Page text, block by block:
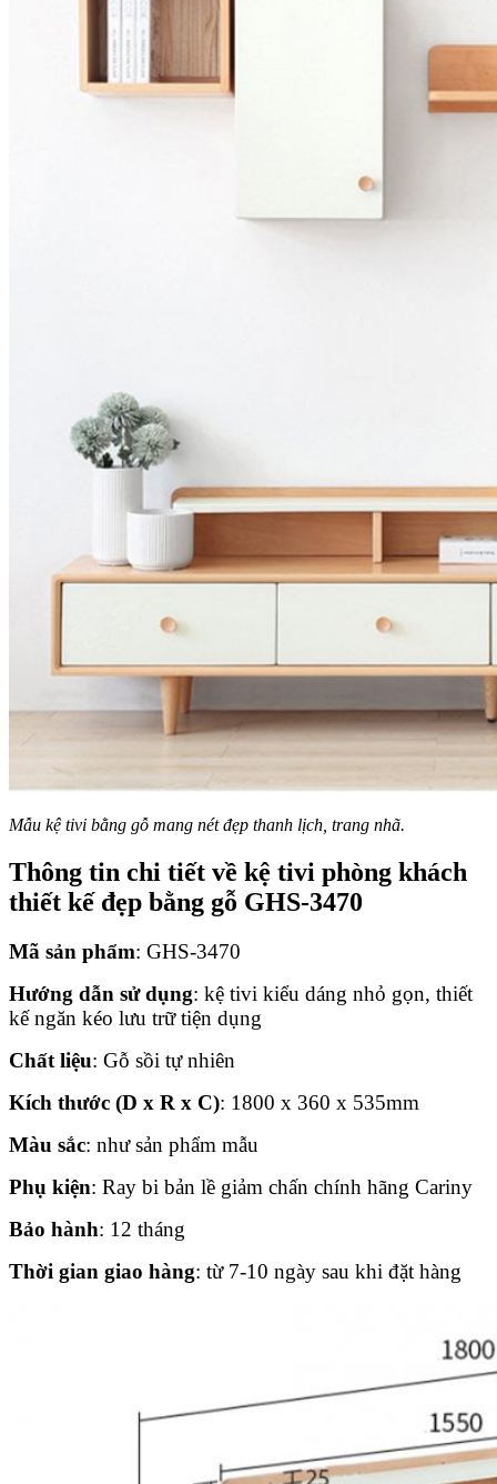
Mẫu kệ tivi bằng gỗ mang nét đẹp thanh lịch, trang nhã.
Thông tin chi tiết về kệ tivi phòng khách
thiết kế đẹp bằng gỗ GHS-3470
Mã sản phẩm: GHS-3470
Hướng dẫn sử dụng: kệ tivi kiểu dáng nhỏ gọn, thiết
kế ngăn kéo lưu trữ tiện dụng
Chất liệu: Gỗ sồi tự nhiên
Kích thước (D x R x C): 1800 x 360 x 535mm
Màu sắc: như sản phẩm mẫu
Phụ kiện: Ray bi bản lề giảm chấn chính hãng Cariny
Bảo hành: 12 tháng
Thời gian giao hàng: từ 7-10 ngày sau khi đặt hàng